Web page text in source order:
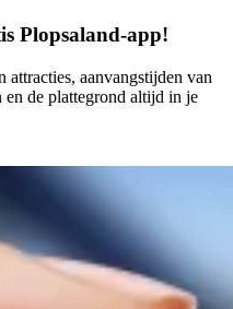
Plopsaland-app!
attracties, aanvangstijden van
en de plattegrond altijd in je